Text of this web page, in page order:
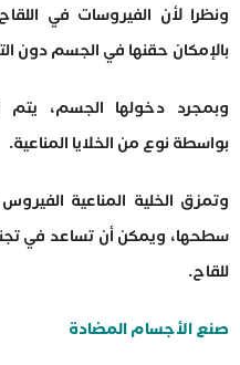
ونظرا لأن الفيروسات في
بالإمكان حقنها في الجسم دون
وبمجرد دخولها الجسم، يتم
بواسطة نوع من الخلايا المناعية.
وتمزق الخلية المناعية
سطحها، ويمكن أن تساعد في تجنيد
للقاح.
صنع الأجسام المضادة